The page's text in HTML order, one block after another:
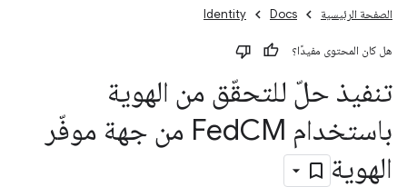
الصفحة الرئيسية Docs
Identity
هل كان المحتوى مفيدًا؟
تنفيذ حلّ للتحقّق من الهوية
باستخدام Fed
CM من جهة موفّر
الهوية